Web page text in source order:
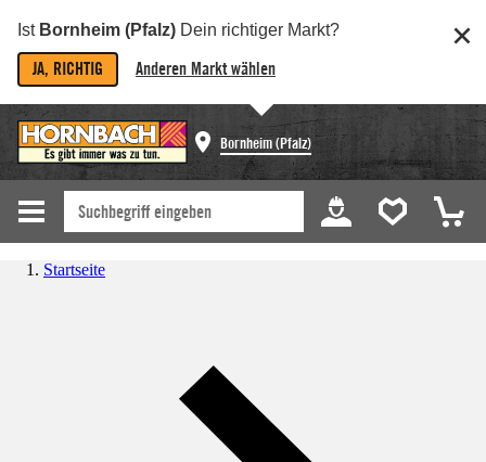
Ist Bornheim (Pfalz) Dein richtiger Markt?
JA, RICHTIG Anderen Markt wählen
Bornheim (Pfalz)
Startseite